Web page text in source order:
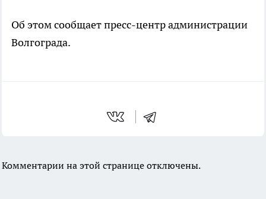
Об этом сообщает пресс-центр администрации
Волгограда.
Комментарии на этой странице отключены.